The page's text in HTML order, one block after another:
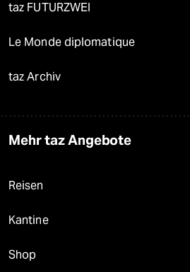
taz FUTURZWEI
Le Monde diplomatique
taz Archiv
Mehr taz Angebote
Reisen
Kantine
Shop